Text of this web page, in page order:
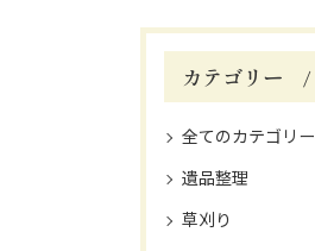
カテゴリー
全てのカテゴリー
遺品整理
草刈り